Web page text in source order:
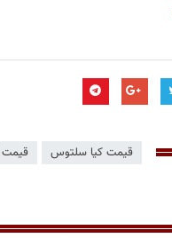
قیمت کیا سلتوس قیمت